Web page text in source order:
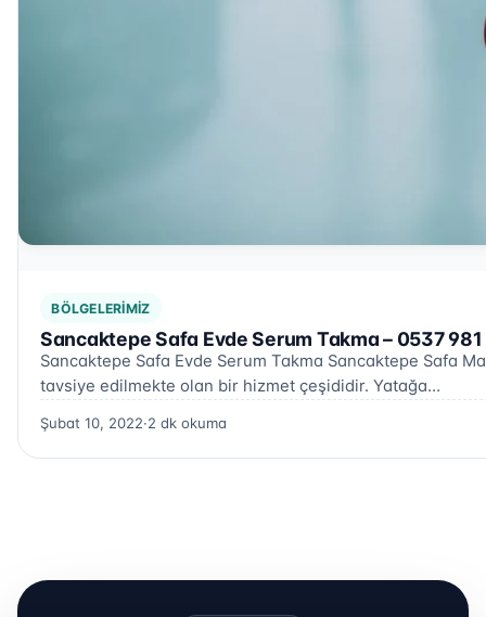
BÖLGELERIMIZ
Sancaktepe Safa Evde Serum Takma – 0537
Sancaktepe Safa Evde Serum Takma Sancaktepe Safa
tavsiye edilmekte olan bir hizmet çeşididir. Yatağa…
Şubat 10, 2022·2 dk okuma